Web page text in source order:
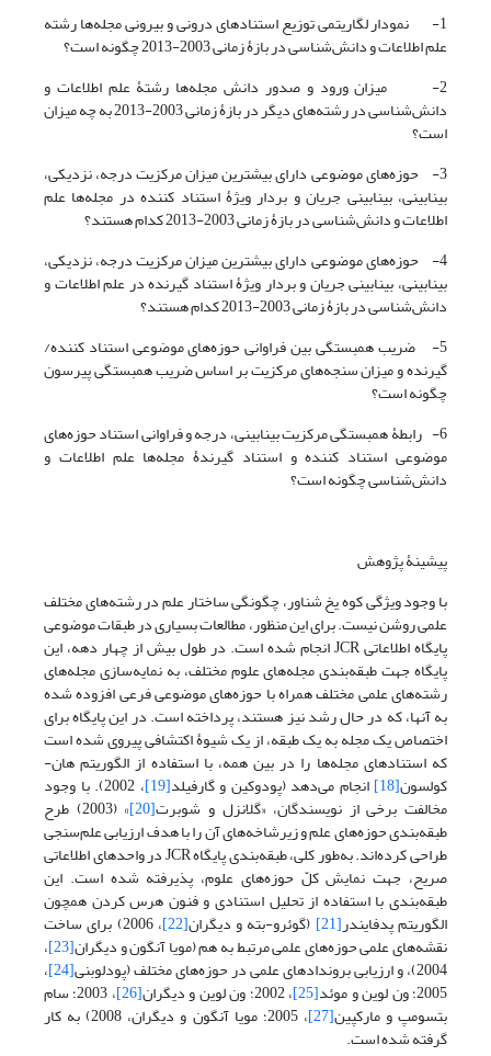
1- نمودار لگاریتمی توزیع استنادهای درونی و بیرونی مجله‌ها رشته
علم اطلاعات و دانش‌شناسی در بازۀ زمانی 2003-2013 چگونه است؟
2- میزان ورود و صدور دانش مجله‌ها رشتۀ علم اطلاعات و
دانش‌شناسی در رشته‌های دیگر در بازۀ زمانی 2003-2013 به چه میزان
است؟
3- حوزه‌های موضوعی دارای بیشترین میزان مرکزیت درجه، نزدیکی،
بینابینی، بینابینی جریان و بردار ویژۀ استناد کننده در مجله‌ها علم
اطلاعات و دانش‌شناسی در بازۀ زمانی 2003-2013 کدام هستند؟
4- حوزه‌های موضوعی دارای بیشترین میزان مرکزیت درجه، نزدیکی،
بینابینی، بینابینی جریان و بردار ویژۀ استناد گیرنده در علم اطلاعات و
دانش‌شناسی در بازۀ زمانی 2003-2013 کدام هستند؟
5- ضریب همبستگی بین فراوانی حوزه‌های موضوعی استناد کننده/
گیرنده و میزان سنجه‌های مرکزیت بر اساس ضریب همبستگی پیرسون
چگونه است؟
6- رابطۀ همبستگی مرکزیت بینابینی، درجه و فراوانی استناد حوزه‌های
موضوعی استناد کننده و استناد گیرندۀ مجله‌ها علم اطلاعات و
دانش‌شناسی چگونه است؟
پیشینۀ پژوهش
با وجود ویژگی کوه یخ شناور، چگونگی ساختار علم در رشته‌های مختلف
علمی روشن نیست. برای این منظور، مطالعات بسیاری در طبقات موضوعی
پایگاه اطلاعاتی JCR انجام شده است. در طول بیش از چهار دهه، این
پایگاه جهت طبقه‌بندی مجله‌های علوم مختلف، به نمایه‌سازی مجله‌های
رشته‌های علمی مختلف همراه با حوزه‌های موضوعی فرعی افزوده شده
به آنها، که در حال رشد نیز هستند، پرداخته است. در این پایگاه برای
اختصاص یک مجله به یک طبقه، از یک شیوۀ اکتشافی پیروی شده است
که استنادهای مجله‌ها را در بین همه، با استفاده از الگوریتم هان-
کولسون[18] انجام می‌دهد (پودوکین و گارفیلد[19] ، 2002). با وجود
مخالفت برخی از نویسندگان، «گلانزل و شوبرت[20] » (2003) طرح
طبقه‌بندی حوزه‌های علم و زیرشاخه‌های آن را با هدف ارزیابی علم‌سنجی
طراحی کرده‌اند. به‌طور کلی، طبقه‌بندی پایگاه JCR در واحدهای اطلاعاتی
صریح، جهت نمایش کلّ حوزه‌های علوم، پذیرفته شده است. این
طبقه‌بندی با استفاده از تحلیل استنادی و فنون هرس کردن همچون
الگوریتم پدفایندر[21] (گوئرو-بته و دیگران[22] ، 2006) برای ساخت
نقشه‌های علمی حوزه‌های علمی مرتبط به هم (مویا آنگون و دیگران[23] ،
2004)، و ارزیابی بروندادهای علمی در حوزه‌های مختلف (پودلوبنی [24] ،
2005؛ ون لوین و موئد [25] ، 2002؛ ون لوین و دیگران [26] ، 2003؛ سام
بتسومپ و مارکپین[27] ، 2005؛ مویا آنگون و دیگران، 2008) به کار
گرفته شده است.